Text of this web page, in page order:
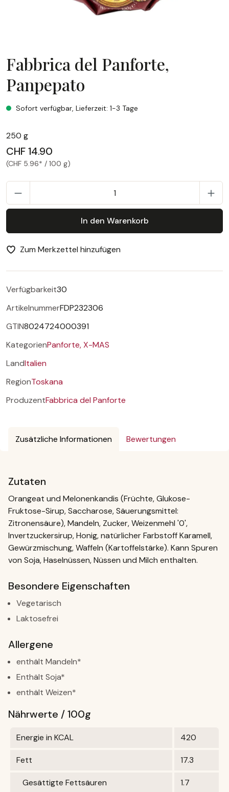
Fabbrica del Panforte,
Panpepato
Fabbrica del Panforte, Panpepato
Sofort verfügbar, Lieferzeit: 1-3 Tage
250 g
CHF 14.90
(CHF 5.96* / 100 g)
In den Warenkorb
Zum Merkzettel hinzufügen
Verfügbarkeit30
ArtikelnummerFDP232306
GTIN8024724000391
KategorienPanforte,X-MAS
LandItalien
RegionToskana
ProduzentFabbrica del Panforte
Zusätzliche Informationen Bewertungen
Zutaten
Orangeat und Melonenkandis (Früchte, Glukose-
Fruktose-Sirup, Saccharose, Säuerungsmittel:
Zitronensäure), Mandeln, Zucker, Weizenmehl '0',
Invertzuckersirup, Honig, natürlicher Farbstoff Karamell,
Gewürzmischung, Waffeln (Kartoffelstärke). Kann Spuren
von Soja, Haselnüssen, Nüssen und Milch enthalten.
Besondere Eigenschaften
Vegetarisch
Laktosefrei
Allergene
enthält Mandeln*
Enthält Soja*
enthält Weizen*
Nährwerte / 100g
Energie in KCAL 420
Fett 17.3
Gesättigte Fettsäuren 1.7